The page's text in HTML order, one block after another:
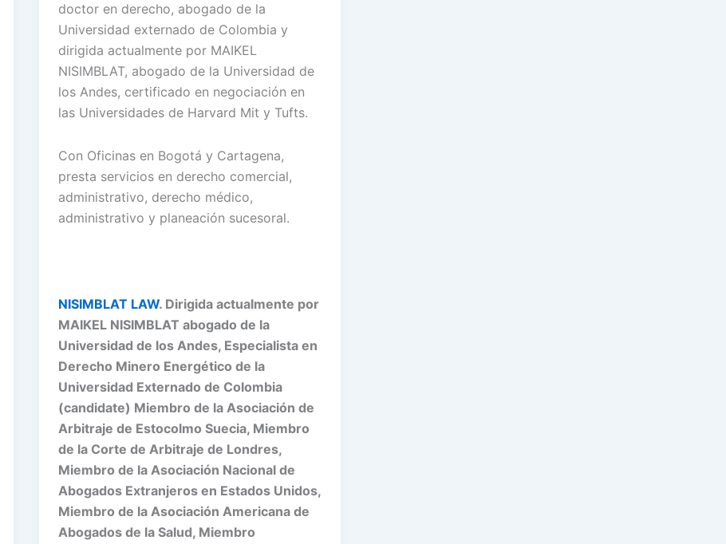
doctor en derecho, abogado de la
Universidad externado de Colombia y
dirigida actualmente por MAIKEL
NISIMBLAT, abogado de la Universidad de
los Andes, certificado en negociación en
las Universidades de Harvard Mit y Tufts.
Con Oficinas en Bogotá y Cartagena,
presta servicios en derecho comercial,
administrativo, derecho médico,
administrativo y planeación sucesoral.
NISIMBLAT LAW. Dirigida actualmente por
MAIKEL NISIMBLAT abogado de la
Universidad de los Andes, Especialista en
Derecho Minero Energético de la
Universidad Externado de Colombia
(candidate) Miembro de la Asociación de
Arbitraje de Estocolmo Suecia, Miembro
de la Corte de Arbitraje de Londres,
Miembro de la Asociación Nacional de
Abogados Extranjeros en Estados Unidos,
Miembro de la Asociación Americana de
Abogados de la Salud, Miembro